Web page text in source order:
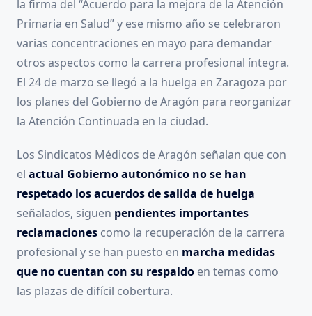
la firma del “Acuerdo para la mejora de la Atención
Primaria en Salud” y ese mismo año se celebraron
varias concentraciones en mayo para demandar
otros aspectos como la carrera profesional íntegra.
El 24 de marzo se llegó a la huelga en Zaragoza por
los planes del Gobierno de Aragón para reorganizar
la Atención Continuada en la ciudad.
Los Sindicatos Médicos de Aragón señalan que con
el actual Gobierno autonómico no se han
respetado los acuerdos de salida de huelga
señalados, siguen pendientes importantes
reclamaciones como la recuperación de la carrera
profesional y se han puesto en marcha medidas
que no cuentan con su respaldo en temas como
las plazas de difícil cobertura.